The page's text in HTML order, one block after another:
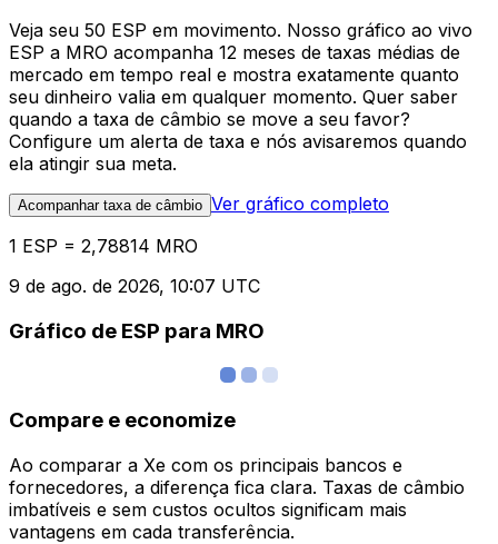
Veja seu 50 ESP em movimento. Nosso gráfico ao vivo
ESP a MRO acompanha 12 meses de taxas médias de
mercado em tempo real e mostra exatamente quanto
seu dinheiro valia em qualquer momento. Quer saber
quando a taxa de câmbio se move a seu favor?
Configure um alerta de taxa e nós avisaremos quando
ela atingir sua meta.
Acompanhar taxa de câmbio Ver gráfico completo
1 ESP = 2,78814 MRO
9 de ago. de 2026, 10:07 UTC
Gráfico de ESP para MRO
Compare e economize
Ao comparar a Xe com os principais bancos e
fornecedores, a diferença fica clara. Taxas de câmbio
imbatíveis e sem custos ocultos significam mais
vantagens em cada transferência.